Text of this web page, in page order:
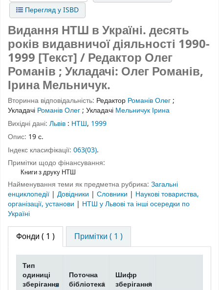
Перегляд у ISBD
Видання НТШ в Україні. десять
років видавничої діяльності 1990-
1999 [Текст] / Редактор Олег
Романів ; Укладачі: Олег Романів,
Ірина Мельничук.
Вторинна відповідальність: Редактор Романів Олег;
Укладачі Романів Олег; Укладачі Мельничук Ірина
Вихідні дані: Львів : НТШ, 1999
Опис: 19 с.
Індекс класифікації: 063(03).
Примітки щодо фінансування:
Книги з друку НТШ
Найменування теми як предметна рубрика: Загальні
енциклопедії | Довідники | Словники | Наукові товариства,
організації, установи | НТШ у Львові та інші осередки по
Україні
Фонди ( 1 ) Примітки ( 1 )
Тип
одиниці
зберігання
Поточна
бібліотека
Шифр
зберігання